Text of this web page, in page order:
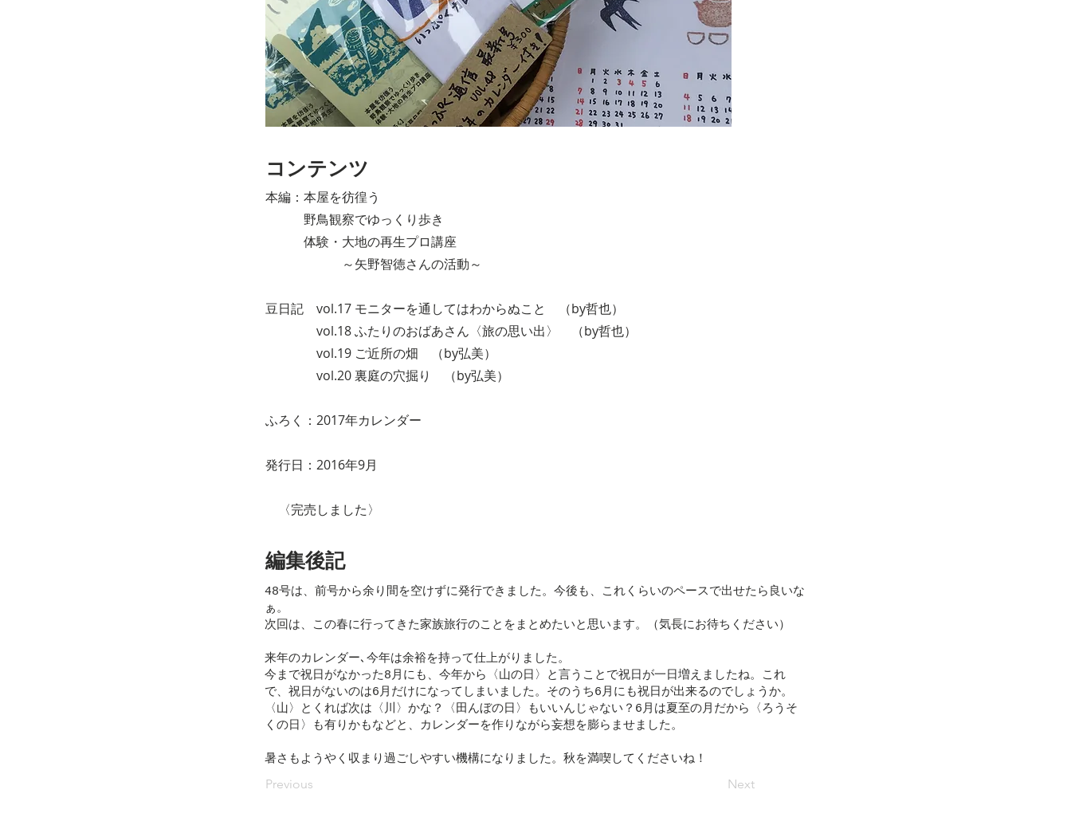
コンテンツ
本編：本屋を彷徨う
野鳥観察でゆっくり歩き
体験・大地の再生プロ講座
～矢野智徳さんの活動～
豆日記 vol.17 モニターを通してはわからぬこと （by哲也）
vol.18 ふたりのおばあさん〈旅の思い出〉 （by哲也）
vol.19 ご近所の畑 （by弘美）
vol.20 裏庭の穴掘り （by弘美）
ふろく：2017年カレンダー​
発行日：2016年9月
​ 〈完売しました〉
編集後記
48号は、前号から余り間を空けずに発行できました。今後も、これくらいのペースで出せたら良いな
ぁ。
次回は、この春に行ってきた家族旅行のことをまとめたいと思います。（気長にお待ちください）
来年のカレンダー､今年は余裕を持って仕上がりました。
今まで祝日がなかった8月にも、今年から〈山の日〉と言うことで祝日が一日増えましたね。これ
で、祝日がないのは6月だけになってしまいました。そのうち6月にも祝日が出来るのでしょうか。
〈山〉とくれば次は〈川〉かな？〈田んぼの日〉もいいんじゃない？6月は夏至の月だから〈ろうそ
くの日〉も有りかもなどと、カレンダーを作りながら妄想を膨らませました。
暑さもようやく収まり過ごしやすい機構になりました。秋を満喫してくださいね！
Previous Next